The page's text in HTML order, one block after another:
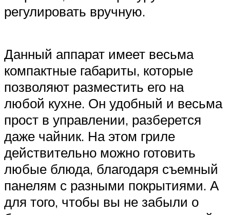
регулировать вручную.
Данный аппарат имеет весьма
компактные габариты, которые
позволяют разместить его на
любой кухне. Он удобный и весьма
прост в управлении, разберется
даже чайник. На этом гриле
действительно можно готовить
любые блюда, благодаря съемный
панелям с разными покрытиями. А
для того, чтобы вы не забыли о